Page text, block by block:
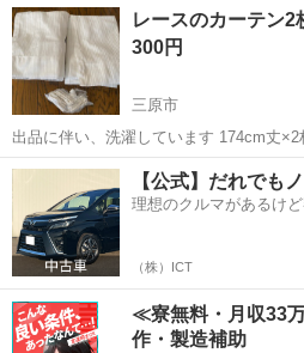
広島 三原市 カーテン、ブライン
レースのカーテン
300円
三原市
出品に伴い、洗濯しています 174cm丈×2枚 ニトリ フックが必要でし
たら13個おつけします
広島 三原市 カーテン、ブライン
【公式】だれでも
理想のクルマがあるけ
（株）ICT
≪寮無料・月収33
作・製造補助